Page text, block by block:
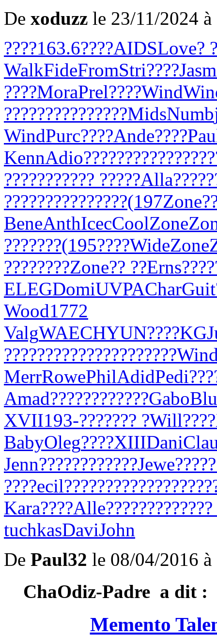
De xoduzz le 23/11/2024
????163.6????AIDSLove?
WalkFideFromStri????Jasm
????MoraPrel????Wind
???????????????MidsNumb
WindPurc????Ande????
KennAdio????????????????
??????????? ?????Alla????
???????????????(197Zone
BeneAnthIcecCoolZone
???????(195????WideZone
????????Zone?? ??Erns????
ELEGDomiUVPACharGuit
Wood1772
ValgWAECHYUN????
?????????????????????
MerrRowePhilAdidPedi
Amad????????????Gabo
XVII193-??????? ?Will????
BabyOleg????XIIIDani
Jenn????????????Jewe????
????ecil????????????????
Kara????Alle????????????
tuchkasDaviJohn
De Paul32 le 08/04/2016
ChaOdiz-Padre a dit :
Memento